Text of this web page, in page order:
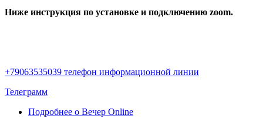
Ниже инструкция по установке и подключению zoom.
+79063535039 телефон информационной линии
Телеграмм
Подробнее о Вечер Online